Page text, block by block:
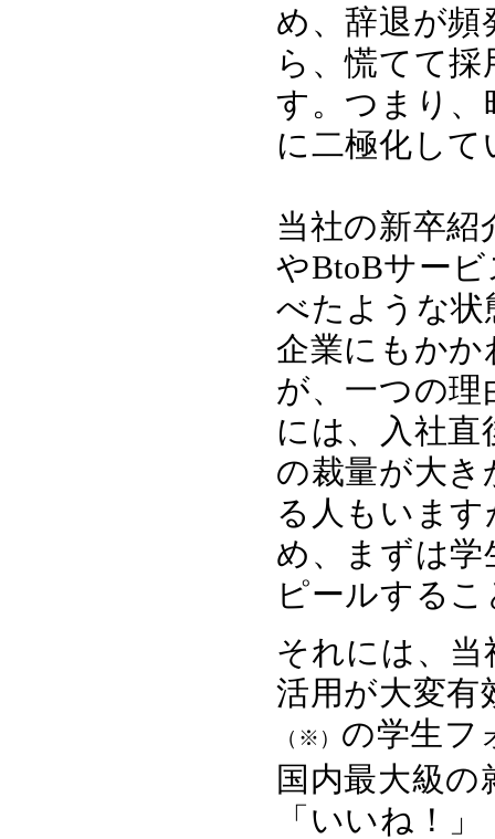
め、辞退が頻
ら、慌てて
す。つまり、
に二極化し
当社の新卒
やBtoBサー
べたような状
企業にもかか
が、一つの
には、入社
の裁量が大
る人もいま
め、まずは
ピールする
それには、
活用が大変有
（※） の学生フ
国内最大級の
「いいね！」